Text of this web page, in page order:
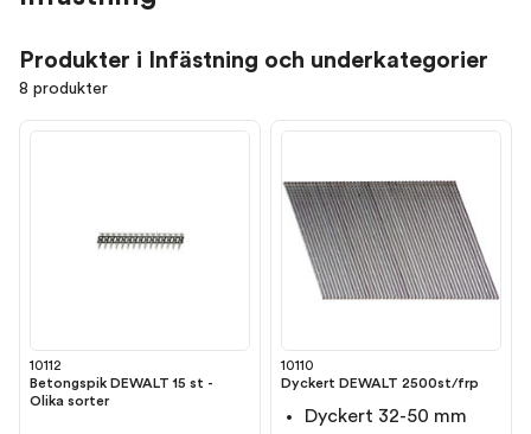
Produkter i Infästning och underkategorier
8 produkter
10112
Betongspik DEWALT 15 st -
Olika sorter
10110
Dyckert DEWALT 2500st/frp
Dyckert 32-50 mm